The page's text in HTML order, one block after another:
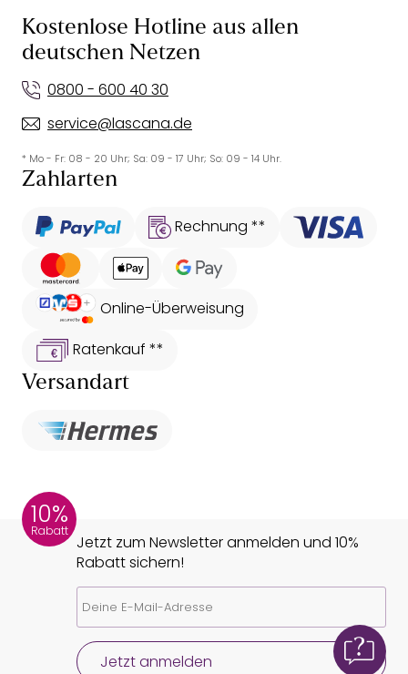
Kostenlose Hotline aus allen
deutschen Netzen
0800 - 600 40 30
service@lascana.de
* Mo - Fr: 08 - 20 Uhr; Sa: 09 - 17 Uhr; So: 09 - 14 Uhr.
Zahlarten
Rechnung **
Online-Überweisung
Ratenkauf **
Versandart
10%
Rabatt
Jetzt zum Newsletter anmelden und 10%
Rabatt sichern!
Jetzt anmelden